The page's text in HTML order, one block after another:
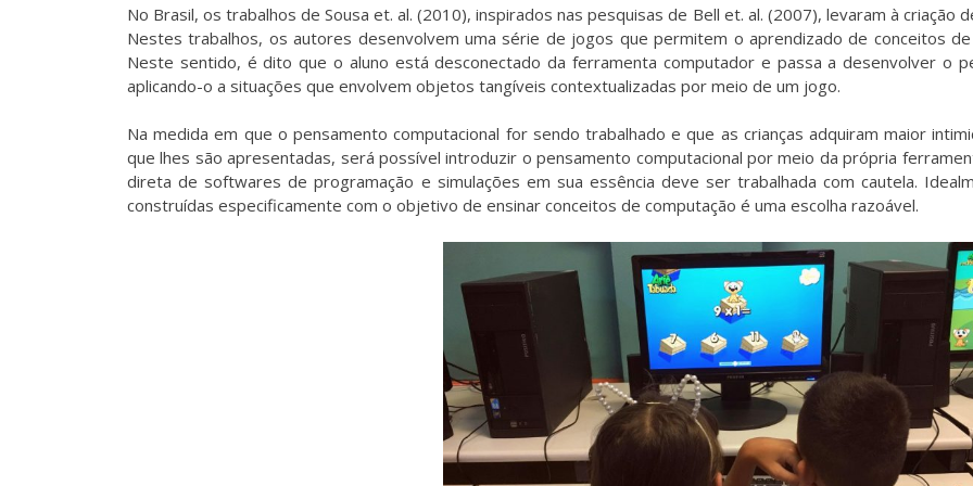
No Brasil, os trabalhos de Sousa et. al. (2010), inspirados nas pesquisas de Bell et. al. (2007), levaram à criação
Nestes trabalhos, os autores desenvolvem uma série de jogos que permitem o aprendizado de conceitos
Neste sentido, é dito que o aluno está desconectado da ferramenta computador e passa a desenvolver o
aplicando-o a situações que envolvem objetos tangíveis contextualizadas por meio de um jogo.
Na medida em que o pensamento computacional for sendo trabalhado e que as crianças adquiram maior
que lhes são apresentadas, será possível introduzir o pensamento computacional por meio da própria
direta de softwares de programação e simulações em sua essência deve ser trabalhada com cautela.
construídas especificamente com o objetivo de ensinar conceitos de computação é uma escolha razoável.